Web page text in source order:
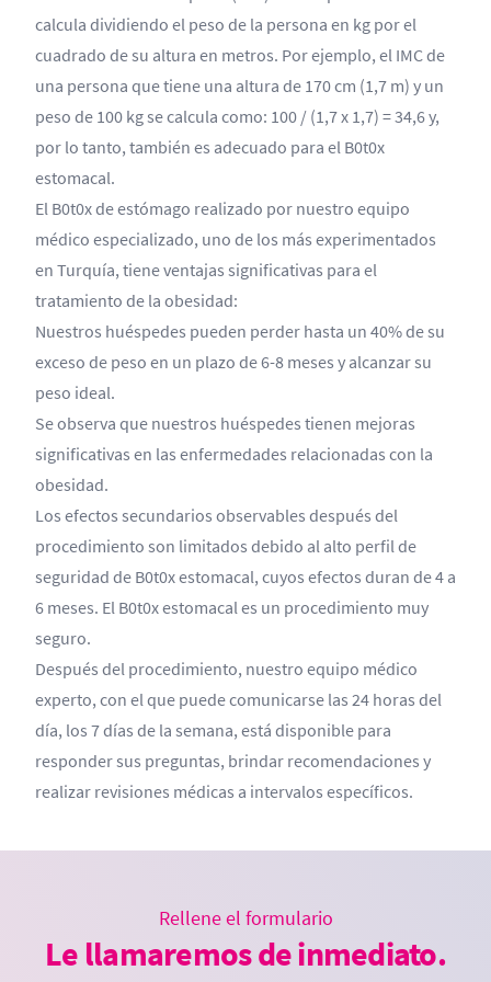
calcula dividiendo el peso de la persona en kg por el
cuadrado de su altura en metros. Por ejemplo, el IMC de
una persona que tiene una altura de 170 cm (1,7 m) y un
peso de 100 kg se calcula como: 100 / (1,7 x 1,7) = 34,6 y,
por lo tanto, también es adecuado para el B0t0x
estomacal.
El B0t0x de estómago realizado por nuestro equipo
médico especializado, uno de los más experimentados
en Turquía, tiene ventajas significativas para el
tratamiento de la obesidad:
Nuestros huéspedes pueden perder hasta un 40% de su
exceso de peso en un plazo de 6-8 meses y alcanzar su
peso ideal.
Se observa que nuestros huéspedes tienen mejoras
significativas en las enfermedades relacionadas con la
obesidad.
Los efectos secundarios observables después del
procedimiento son limitados debido al alto perfil de
seguridad de B0t0x estomacal, cuyos efectos duran de 4 a
6 meses. El B0t0x estomacal es un procedimiento muy
seguro.
Después del procedimiento, nuestro equipo médico
experto, con el que puede comunicarse las 24 horas del
día, los 7 días de la semana, está disponible para
responder sus preguntas, brindar recomendaciones y
realizar revisiones médicas a intervalos específicos.
Rellene el formulario
Le llamaremos de inmediato.